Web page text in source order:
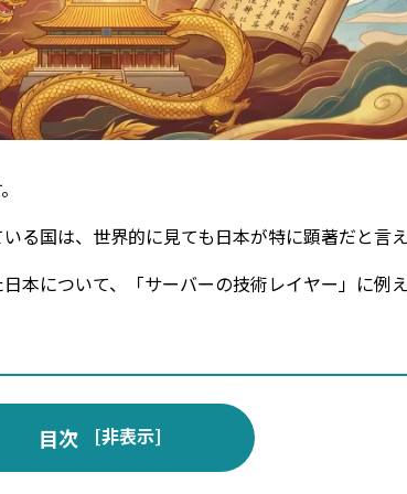
る国は、世界的に見ても日本が特に顕著だと言え
本について、「サーバーの技術レイヤー」に例え
目次 [非表示]